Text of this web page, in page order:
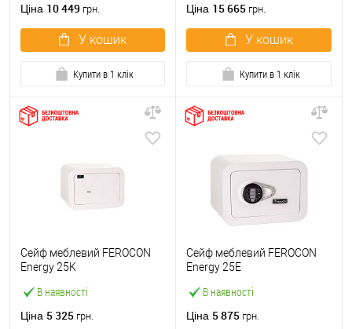
Ціна 10 449 грн.
У кошик
Купити в 1 клік
Ціна 15 665 грн.
У кошик
Купити в 1 клік
В наявності
Сейф меблевий FEROCON
Energy 25K
Ціна 5 325 грн.
В наявності
Сейф меблевий FEROCON
Energy 25Е
Ціна 5 875 грн.